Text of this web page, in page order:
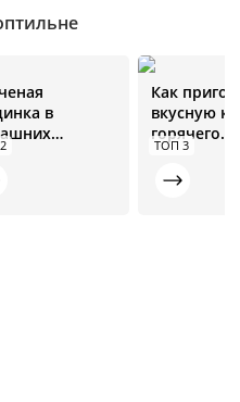
в
в
рецепт
ТОП 3
Как
вкусную
горячего
копчения.
от А до Я